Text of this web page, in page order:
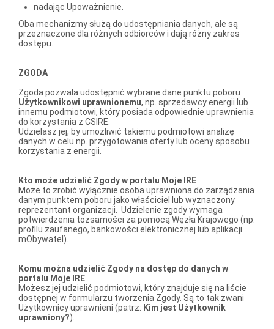
nadając Upoważnienie.
Oba mechanizmy służą do udostępniania danych, ale są
przeznaczone dla różnych odbiorców i dają różny zakres
dostępu.
ZGODA
Zgoda pozwala udostępnić wybrane dane punktu poboru
Użytkownikowi uprawnionemu, np. sprzedawcy energii lub
innemu podmiotowi, który posiada odpowiednie uprawnienia
do korzystania z CSIRE.
Udzielasz jej, by umożliwić takiemu podmiotowi analizę
danych w celu np. przygotowania oferty lub oceny sposobu
korzystania z energii.
Kto może udzielić Zgody w portalu Moje IRE
Może to zrobić wyłącznie osoba uprawniona do zarządzania
danym punktem poboru jako właściciel lub wyznaczony
reprezentant organizacji. Udzielenie zgody wymaga
potwierdzenia tożsamości za pomocą Węzła Krajowego (np.
profilu zaufanego, bankowości elektronicznej lub aplikacji
mObywatel).
Komu można udzielić Zgody na dostęp do danych w
portalu Moje IRE
Możesz jej udzielić podmiotowi, który znajduje się na liście
dostępnej w formularzu tworzenia Zgody. Są to tak zwani
Użytkownicy uprawnieni (patrz: Kim jest Użytkownik
uprawniony?).